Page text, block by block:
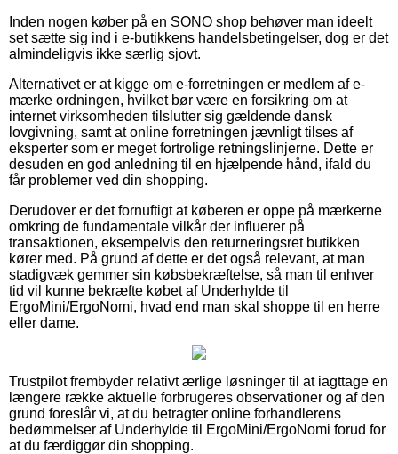
Inden nogen køber på en SONO shop behøver man ideelt
set sætte sig ind i e-butikkens handelsbetingelser, dog er det
almindeligvis ikke særlig sjovt.
Alternativet er at kigge om e-forretningen er medlem af e-
mærke ordningen, hvilket bør være en forsikring om at
internet virksomheden tilslutter sig gældende dansk
lovgivning, samt at online forretningen jævnligt tilses af
eksperter som er meget fortrolige retningslinjerne. Dette er
desuden en god anledning til en hjælpende hånd, ifald du
får problemer ved din shopping.
Derudover er det fornuftigt at køberen er oppe på mærkerne
omkring de fundamentale vilkår der influerer på
transaktionen, eksempelvis den returneringsret butikken
kører med. På grund af dette er det også relevant, at man
stadigvæk gemmer sin købsbekræftelse, så man til enhver
tid vil kunne bekræfte købet af Underhylde til
ErgoMini/ErgoNomi, hvad end man skal shoppe til en herre
eller dame.
Trustpilot frembyder relativt ærlige løsninger til at iagttage en
længere række aktuelle forbrugeres observationer og af den
grund foreslår vi, at du betragter online forhandlerens
bedømmelser af Underhylde til ErgoMini/ErgoNomi forud for
at du færdiggør din shopping.